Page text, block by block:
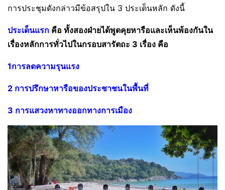
การประชุมดังกล่าว​มีข้อสรุปใน​ 3 ประเด็นหลัก​ ดังนี้​
ประเด็นแรก ​ คือ​ ทั้งสองฝ่ายได้พูดคุยหารือ​และเห็นพ้องกันใน
เรื่องหลักการทั่วไป​ในกรอบ​สารัตถะ 3 เรื่อง​ คือ ​
1️การลดความรุนแรง
2️ การปรึกษาหารือของประชาชนในพื้นที่
3️ การแสวงหาทางออกทางการเมือง